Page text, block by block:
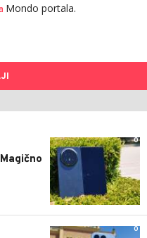
Mondo portala.
0
0